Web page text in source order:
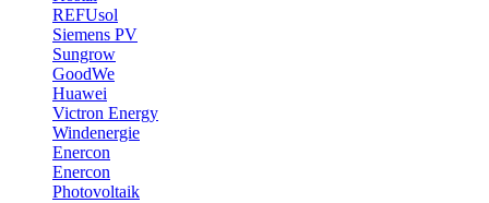
REFUsol
Siemens PV
Sungrow
GoodWe
Huawei
Victron Energy
Windenergie
Enercon
Enercon
Photovoltaik